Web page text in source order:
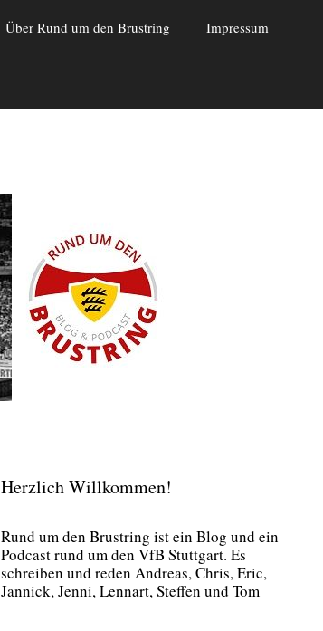
Über Rund um den Brustring Impressum
Herzlich Willkommen!
Rund um den Brust­ring ist ein Blog und ein
Pod­cast rund um den VfB Stutt­gart. Es
schrei­ben und reden Andre­as, Chris, Eric,
Jan­nick, Jen­ni, Lenn­art, Stef­fen und Tom